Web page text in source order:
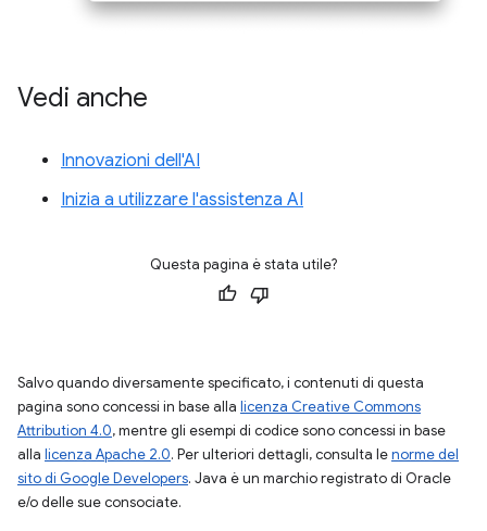
Vedi anche
Innovazioni dell'AI
Inizia a utilizzare l'assistenza AI
Questa pagina è stata utile?
Salvo quando diversamente specificato, i contenuti di questa
pagina sono concessi in base alla licenza Creative Commons
Attribution 4.0, mentre gli esempi di codice sono concessi in base
alla licenza Apache 2.0. Per ulteriori dettagli, consulta lenorme del
sito di Google Developers. Java è un marchio registrato di Oracle
e/o delle sue consociate.